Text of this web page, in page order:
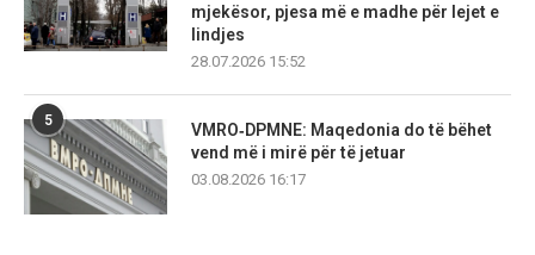
mjekësor, pjesa më e madhe për lejet e
lindjes
28.07.2026 15:52
5
VMRO‑DPMNE: Maqedonia do të bëhet
vend më i mirë për të jetuar
03.08.2026 16:17